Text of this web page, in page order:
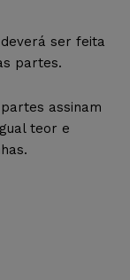
ser feita
partes.
assinam
teor e